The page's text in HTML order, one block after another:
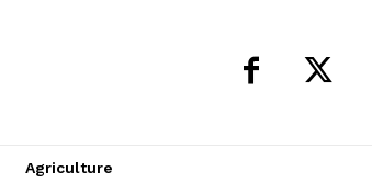
Agriculture